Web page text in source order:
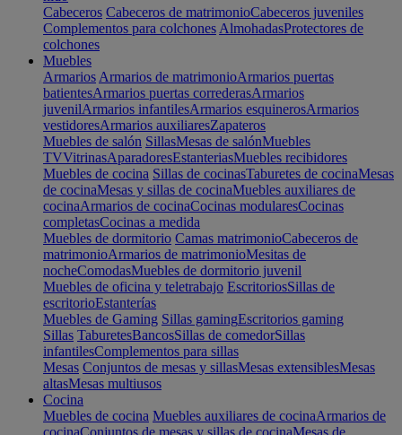
Cabeceros Cabeceros de matrimonioCabeceros juveniles
Complementos para colchones AlmohadasProtectores de
colchones
Muebles
Armarios Armarios de matrimonioArmarios puertas
batientesArmarios puertas correderasArmarios
juvenilArmarios infantilesArmarios esquinerosArmarios
vestidoresArmarios auxiliaresZapateros
Muebles de salón SillasMesas de salónMuebles
TVVitrinasAparadoresEstanteriasMuebles recibidores
Muebles de cocina Sillas de cocinasTaburetes de cocinaMesas
de cocinaMesas y sillas de cocinaMuebles auxiliares de
cocinaArmarios de cocinaCocinas modularesCocinas
completasCocinas a medida
Muebles de dormitorio Camas matrimonioCabeceros de
matrimonioArmarios de matrimonioMesitas de
nocheComodasMuebles de dormitorio juvenil
Muebles de oficina y teletrabajo EscritoriosSillas de
escritorioEstanterías
Muebles de Gaming Sillas gamingEscritorios gaming
Sillas TaburetesBancosSillas de comedorSillas
infantilesComplementos para sillas
Mesas Conjuntos de mesas y sillasMesas extensiblesMesas
altasMesas multiusos
Cocina
Muebles de cocina Muebles auxiliares de cocinaArmarios de
cocinaConjuntos de mesas y sillas de cocinaMesas de